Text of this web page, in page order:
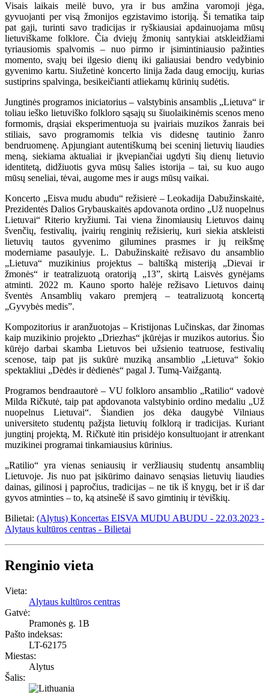
Visais laikais meilė buvo, yra ir bus amžina varomoji jėga,
gyvuojanti per visą žmonijos egzistavimo istoriją. Ši tematika taip
pat gaji, turinti savo tradicijas ir ryškiausiai apdainuojama mūsų
lietuviškame folklore. Čia dviejų žmonių santykiai atskleidžiami
tyriausiomis spalvomis – nuo pirmo ir įsimintiniausio pažinties
momento, svajų bei ilgesio dienų iki galiausiai bendro vedybinio
gyvenimo kartu. Siužetinė koncerto linija žada daug emocijų, kurias
sustiprins spalvinga, besikeičianti atliekamų kūrinių sudėtis.
Jungtinės programos iniciatorius – valstybinis ansamblis „Lietuva“ ir
toliau ieško lietuviško folkloro sąsajų su šiuolaikinėmis scenos meno
formomis, drąsiai eksperimentuoja su įvairiais muzikos žanrais bei
stiliais, savo programomis telkia vis didesnę tautinio žanro
bendruomenę. Apjungiant autentiškumą bei sceninį lietuvių liaudies
meną, siekiama aktualiai ir įkvepiančiai ugdyti šių dienų lietuvio
identitetą, didžiuotis gyva mūsų šalies istorija – tai, su kuo augo
mūsų seneliai, tėvai, augome mes ir augs mūsų vaikai.
Koncerto „Eisva mudu abudu“ režisierė – Leokadija Dabužinskaitė,
Prezidentės Dalios Grybauskaitės apdovanota ordino „Už nuopelnus
Lietuvai“ Riterio kryžiumi. Tai viena žinomiausių Lietuvos dainų
švenčių, festivalių, įvairių renginių režisierių, kuri siekia atskleisti
lietuvių tautos gyvenimo gilumines prasmes ir jų reikšmę
moderniame pasaulyje. L. Dabužinskaitė režisavo du ansamblio
„Lietuva“ muzikinius projektus – baltišką misteriją „Dievai ir
žmonės“ ir teatralizuotą oratoriją „13”, skirtą Laisvės gynėjams
atminti. 2022 m. Kauno sporto halėje režisavo Lietuvos dainų
šventės Ansamblių vakaro premjerą – teatralizuotą koncertą
„Gyvybės medis”.
Kompozitorius ir aranžuotojas – Kristijonas Lučinskas, dar žinomas
kaip muzikinio projekto „Driezhas“ įkūrėjas ir muzikos autorius. Šio
kūrėjo darbai skamba Lietuvos bei užsienio teatruose, festivalių
scenose, taip pat jis sukūrė muziką ansamblio „Lietuva“ šokio
spektakliui „Dėdės ir dėdienės“ pagal J. Tumą-Vaižgantą.
Programos bendraautorė – VU folkloro ansamblio „Ratilio“ vadovė
Milda Ričkutė, taip pat apdovanota valstybinio ordino medaliu „Už
nuopelnus Lietuvai“. Šiandien jos dėka daugybė Vilniaus
universiteto studentų pažįsta lietuvių folklorą ir tradicijas. Kuriant
jungtinį projektą, M. Ričkutė itin prisidėjo konsultuojant ir atrenkant
muzikinei programai tinkamiausius kūrinius.
„Ratilio“ yra vienas seniausių ir veržliausių studentų ansamblių
Lietuvoje. Jis nuo pat įsikūrimo dainavo senąsias lietuvių liaudies
dainas, gilinosi į papročius, tradicijas – ne tik iš knygų, bet ir iš dar
gyvos atminties – to, ką atsinešė iš savo gimtinių ir tėviškių.
Bilietai: (Alytus) Koncertas EISVA MUDU ABUDU - 22.03.2023 -
Alytaus kultūros centras - Bilietai
Renginio vieta
Vieta:
Alytaus kultūros centras
Gatvė:
Pramonės g. 1B
Pašto indeksas:
LT-62175
Miestas:
Alytus
Šalis: